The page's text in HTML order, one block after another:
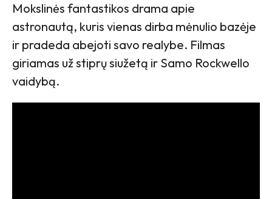
Mokslinės fantastikos drama apie
astronautą, kuris vienas dirba mėnulio bazėje
ir pradeda abejoti savo realybe. Filmas
giriamas už stiprų siužetą ir Samo Rockwello
vaidybą.